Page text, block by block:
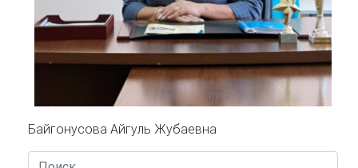
Байгонусова Айгуль Жубаевна